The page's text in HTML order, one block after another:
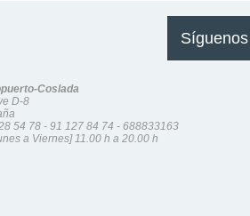
Coslada
D-8
54 78 - 91 127 84 74 - 688833163
a Viernes] 11.00 h a 20.00 h